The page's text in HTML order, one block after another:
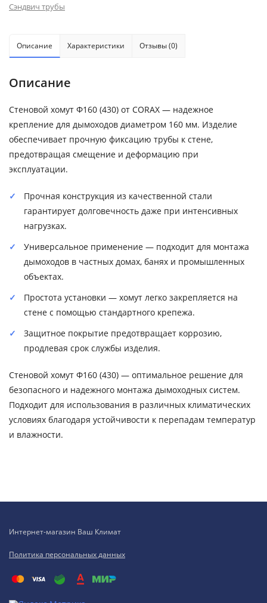
Сэндвич трубы
Описание Характеристики Отзывы (0)
Описание
Стеновой хомут Ф160 (430) от CORAX — надежное
крепление для дымоходов диаметром 160 мм. Изделие
обеспечивает прочную фиксацию трубы к стене,
предотвращая смещение и деформацию при
эксплуатации.
Прочная конструкция из качественной стали
гарантирует долговечность даже при интенсивных
нагрузках.
Универсальное применение — подходит для монтажа
дымоходов в частных домах, банях и промышленных
объектах.
Простота установки — хомут легко закрепляется на
стене с помощью стандартного крепежа.
Защитное покрытие предотвращает коррозию,
продлевая срок службы изделия.
Стеновой хомут Ф160 (430) — оптимальное решение для
безопасного и надежного монтажа дымоходных систем.
Подходит для использования в различных климатических
условиях благодаря устойчивости к перепадам температур
и влажности.
Интернет-магазин Ваш Климат
Политика персональных данных